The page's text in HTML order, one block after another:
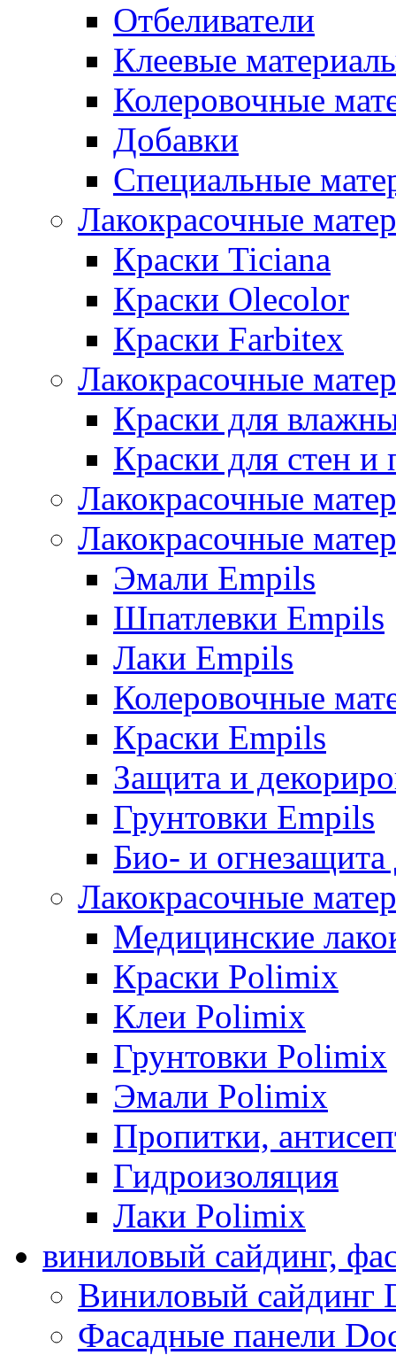
Отбеливатели
Клеевые
Колеровочные
Добавки
Специальные
Лакокрасочные
Краски Ticiana
Краски Olecolor
Краски Farbitex
Лакокрасочные
Краски для
Краски для стен и
Лакокрасочные
Лакокрасочные
Эмали Empils
Шпатлевки Empils
Лаки Empils
Колеровочные
Краски Empils
Защита и
Грунтовки Empils
Био- и
Лакокрасочные
Медицинские
Краски Polimix
Клеи Polimix
Грунтовки Polimix
Эмали Polimix
Пропитки,
Гидроизоляция
Лаки Polimix
виниловый сайдинг,
Виниловый сайдинг
Фасадные панели